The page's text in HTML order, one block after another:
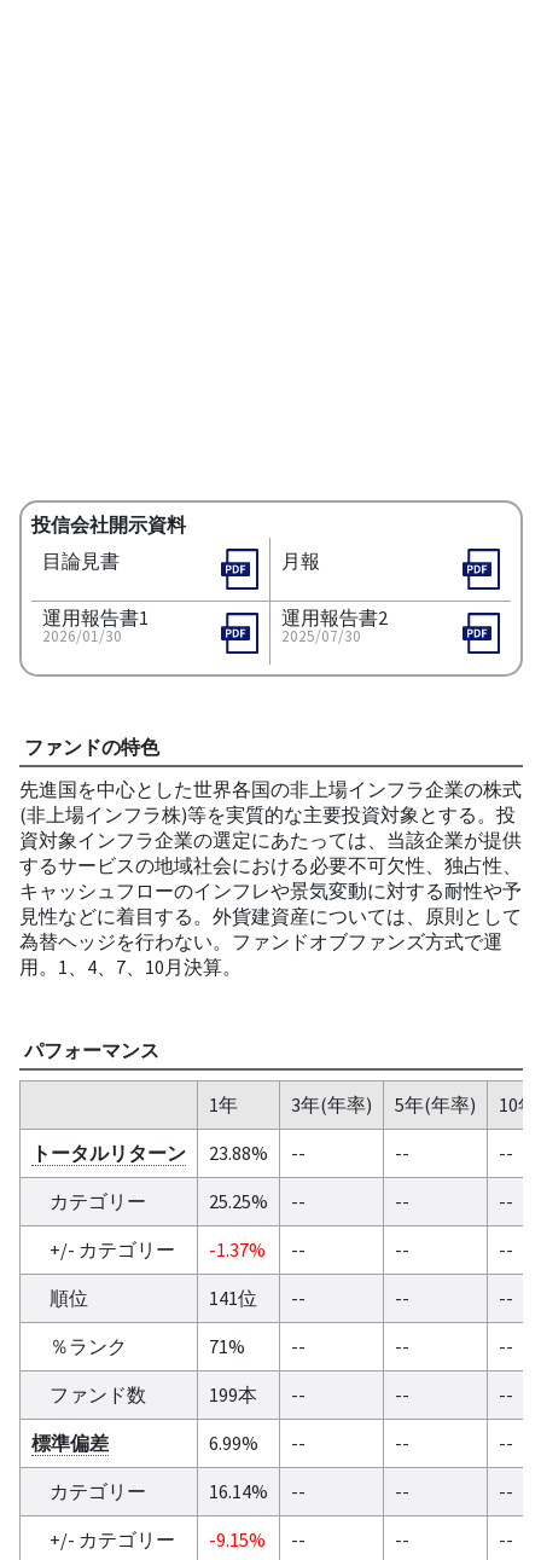
投信会社開示資料
目論見書
月報
運用報告書1
2026/01/30
運用報告書2
2025/07/30
ファンドの特色
先進国を中心とした世界各国の非上場インフラ企業の株式
(非上場インフラ株)等を実質的な主要投資対象とする。投
資対象インフラ企業の選定にあたっては、当該企業が提供
するサービスの地域社会における必要不可欠性、独占性、
キャッシュフローのインフレや景気変動に対する耐性や予
見性などに着目する。外貨建資産については、原則として
為替ヘッジを行わない。ファンドオブファンズ方式で運
用。1、4、7、10月決算。
パフォーマンス
1年 3年(年率) 5年(年率)
10
トータルリターン
23.88% -- --
--
カテゴリー
25.25% -- --
--
+/- カテゴリー
-1.37% -- --
--
順位
141位 -- --
--
％ランク
71% -- --
--
ファンド数
199本 -- --
--
標準偏差
6.99% -- --
--
カテゴリー
16.14% -- --
--
+/- カテゴリー
-9.15% -- -- --